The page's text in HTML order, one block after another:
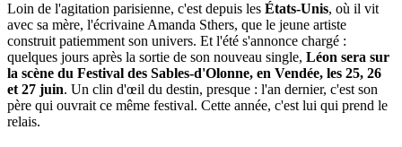
Loin de l'agitation parisienne, c'est depuis les États-Unis, où il vit
avec sa mère, l'écrivaine Amanda Sthers, que le jeune artiste
construit patiemment son univers. Et l'été s'annonce chargé :
quelques jours après la sortie de son nouveau single, Léon sera sur
la scène du Festival des Sables-d'Olonne, en Vendée, les 25, 26
et 27 juin. Un clin d'œil du destin, presque : l'an dernier, c'est son
père qui ouvrait ce même festival. Cette année, c'est lui qui prend le
relais.